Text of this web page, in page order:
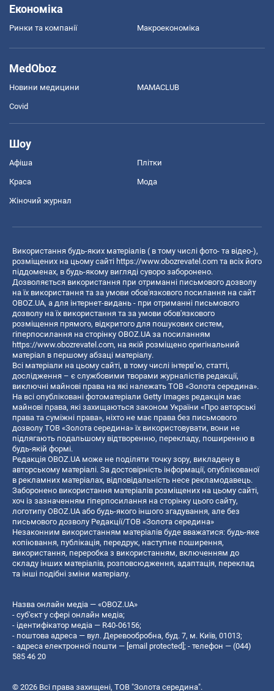
Економіка
Ринки та компанії Макроекономіка
MedOboz
Новини медицини MAMACLUB
Covid
Шоу
Афіша Плітки
Краса Мода
Жіночий журнал
Використання будь-яких матеріалів ( в тому числі фото- та відео-),
розміщених на цьому сайті https://www.obozrevatel.com та всіх його
піддоменах, в будь-якому вигляді суворо заборонено.
Дозволяється використання при отриманні письмового дозволу
на їх використання та за умови обов'язкового посилання на сайт
OBOZ.UA, а для інтернет-видань - при отриманні письмового
дозволу на їх використання та за умови обов'язкового
розміщення прямого, відкритого для пошукових систем,
гіперпосилання на сторінку OBOZ.UA за посиланням
https://www.obozrevatel.com, на якій розміщено оригінальний
матеріал в першому абзаці матеріалу.
Всі матеріали на цьому сайті, в тому числі інтерв’ю, статті,
дослідження – є службовими творами журналістів редакції,
виключні майнові права на які належать ТОВ «Золота середина».
На всі опубліковані фотоматеріали Getty Images редакція має
майнові права, які захищаються законом України «Про авторські
права та суміжні права», ніхто не має права без письмового
дозволу ТОВ «Золота середина» їх використовувати, вони не
підлягають подальшому відтворенню, перекладу, поширенню в
будь-якій формі.
Редакція OBOZ.UA може не поділяти точку зору, викладену в
авторському матеріалі. За достовірність інформації, опублікованої
в рекламних матеріалах, відповідальність несе рекламодавець.
Заборонено використання матеріалів розміщених на цьому сайті,
хоч із зазначенням гіперпосилання на сторінку цього сайту,
логотипу OBOZ.UA або будь-якого іншого згадування, але без
письмового дозволу Редакції/ТОВ «Золота середина»
Незаконним використанням матеріалів буде вважатися: будь-яке
копiювання, публiкацiя, передрук, наступне поширення,
використання, переробка з використанням, включенням до
складу інших матеріалів, розповсюдження, адаптація, переклад
та інші подібні зміни матеріалу.
Назва онлайн медіа — «OBOZ.UA»
- суб'єкт у сфері онлайн медіа;
- ідентифікатор медіа — R40-06156;
- поштова адреса — вул. Деревообробна, буд. 7, м. Київ, 01013;
- адреса електронної пошти — [email protected] ; - телефон — (044)
585 46 20
© 2026 Всі права захищені, ТОВ "Золота середина".